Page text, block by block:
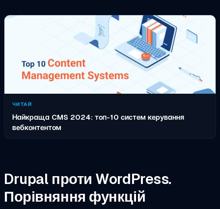
ЧИТАЙ
Найкраща CMS 2024: топ-10 систем керування
вебконтентом
Drupal проти WordPress.
Порівняння функцій